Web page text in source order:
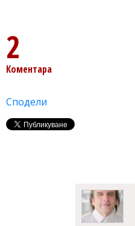
2
Коментара
Сподели